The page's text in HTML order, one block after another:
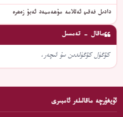
دادىل فەقىھ ئەللامە مۇھەممەد ئەبۇ زەھرە
ماقال - تەمسىل
كۆڭۈل كۆڭۈلدىن سۇ ئىچەر،
ئۇيغۇرچە ماقالىلەر ئامبىرى